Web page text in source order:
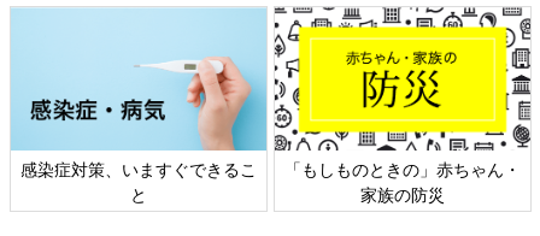
次女、来年の入園に向けて、プレ幼稚園に申し込みました～♪
第３子なので、幼稚園も３回目。
もう大ベテランかと思いきや、人見知りの小心者なので、やっぱ
りドキドキするー！(笑)
引っ越したので長女たちと違う園とは言っても、公立なので基本
感染症対策、いますぐできるこ
と
「もしものときの」赤ちゃん・
家族の防災